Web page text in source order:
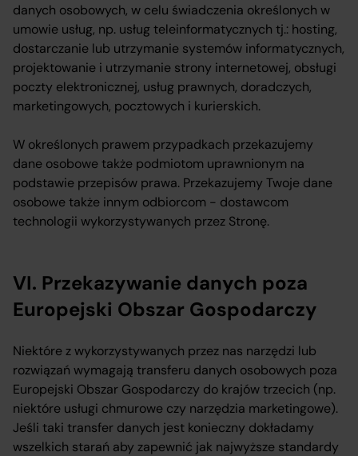
danych osobowych, w celu świadczenia określonych w
umowie usług, np. usług teleinformatycznych tj.: hosting,
dostarczanie lub utrzymanie systemów informatycznych,
projektowanie i utrzymanie strony internetowej, obsługi
poczty elektronicznej, usług prawnych, doradczych,
marketingowych, pocztowych i kurierskich.
W określonych prawem przypadkach przekazujemy
dane osobowe także podmiotom uprawnionym na
podstawie przepisów prawa. Przekazujemy Twoje dane
osobowe także innym odbiorcom - dostawcom
technologii wykorzystywanych przez Stronę.
VI. Przekazywanie danych poza
Europejski Obszar Gospodarczy
Niektóre z wykorzystywanych przez nas narzędzi lub
rozwiązań wymagają transferu danych osobowych poza
Europejski Obszar Gospodarczy do krajów trzecich (np.
niektóre usługi chmurowe czy narzędzia marketingowe).
Jeśli taki transfer danych jest konieczny dokładamy
wszelkich starań aby zapewnić jak najwyższe standardy